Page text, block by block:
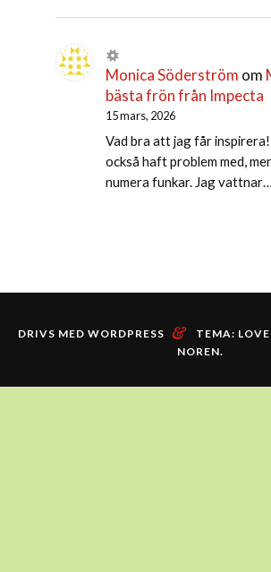
Monica Söderström om
bästa frön från Impecta
15 mars, 2026
Vad bra att jag får
också haft problem med,
numera funkar. Jag vattnar…
DRIVS MED WORDPRESS & TEMA:
NOREN.